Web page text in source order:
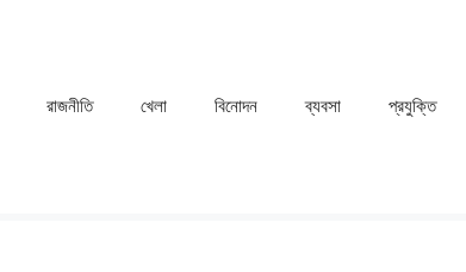
রাজনীতি খেলা ⁠বিনোদন ব্যবসা প্রযুক্তি